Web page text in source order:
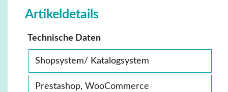
Artikeldetails
Technische Daten
Shopsystem/ Katalogsystem
Prestashop, WooCommerce